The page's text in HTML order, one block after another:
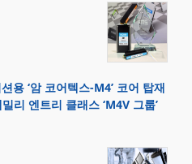
용 ‘암 코어텍스-M4’ 코어 탑재
리 엔트리 클래스 ‘M4V 그룹’